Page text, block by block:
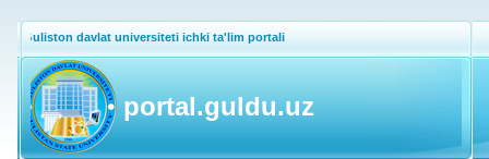
Guliston davlat universiteti ichki ta'lim portali
portal.guldu.uz